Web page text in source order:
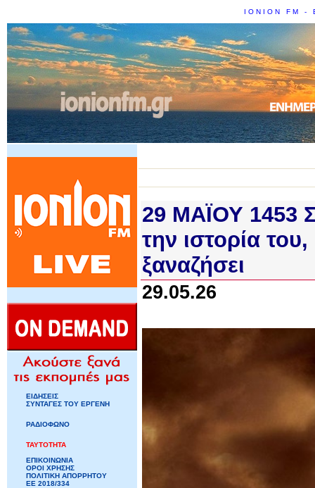
IONION FM -
ΕΙΔΗΣΕΙΣ
ΣΥΝΤΑΓΕΣ ΤΟΥ ΕΡΓΕΝΗ
ΡΑΔΙΟΦΩΝΟ
ΤΑΥΤΟΤΗΤΑ
ΕΠΙΚΟΙΝΩΝΙΑ
ΟΡΟΙ ΧΡΗΣΗΣ
ΠΟΛΙΤΙΚΗ ΑΠΟΡΡΗΤΟΥ
ΕΕ 2018/334
29 ΜΑΪΟΥ 1453
την ιστορία
ξαναζήσει
29.05.26